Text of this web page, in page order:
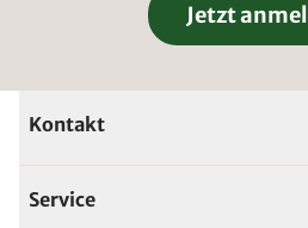
Jetzt
Kontakt
Service